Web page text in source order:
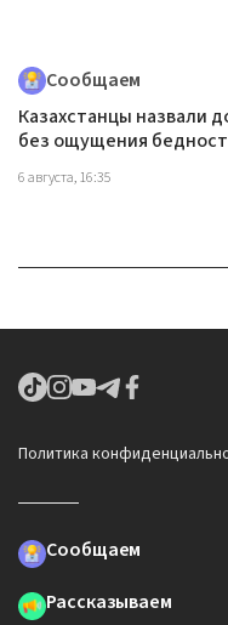
Сообщаем
Казахстанцы назвали
без ощущения
6 августа, 16:35
Политика
Сообщаем
Рассказываем